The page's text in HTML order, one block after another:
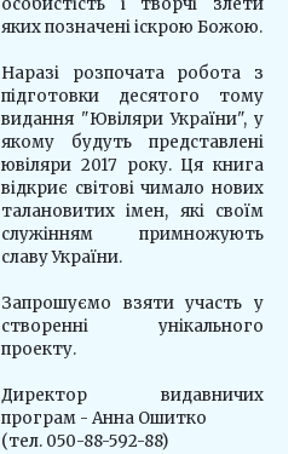
особистість і творчі злети
яких позначені іскрою Божою.
Наразі розпочата робота з
підготовки десятого тому
видання "Ювіляри України", у
якому будуть представлені
ювіляри 2017 року. Ця книга
відкриє світові чимало нових
талановитих імен, які своїм
служінням примножують
славу України.
Запрошуємо взяти участь у
створенні унікального
проекту.
Директор видавничих
програм - Анна Ошитко
(тел. 050-88-592-88)